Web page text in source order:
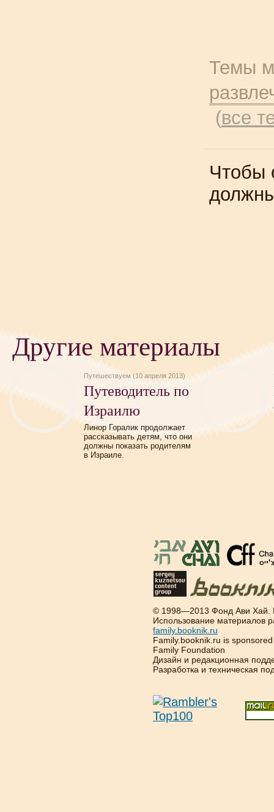
Темы
(все
Чтобы
Другие материалы
Путешествуем (10 апреля 2013)
Путеводитель по
Израилю
Линор Горалик продолжает
рассказывать детям, что они
должны показать родителям
в Израиле.
© 1998—2013 Фонд Ави Хай.
Использование материалов
family.booknik.ru
Family.booknik.ru is
Family Foundation
Дизайн и редакционная
Разработка и техническая